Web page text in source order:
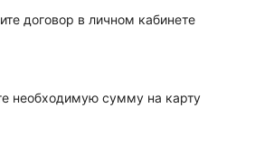
договор в личном кабинете
необходимую сумму на карту